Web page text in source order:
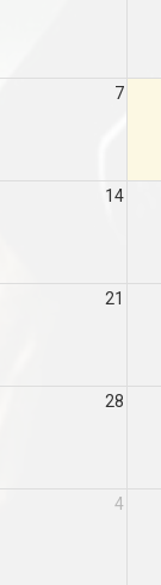
7
14
21
28
4